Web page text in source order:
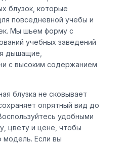
блузок, которые
повседневной учебы и
Мы шьем форму с
учебных заведений
дышащие,
с высоким содержанием
блузка не сковывает
опрятный вид до
удобными
цвету и цене, чтобы
модель. Если вы